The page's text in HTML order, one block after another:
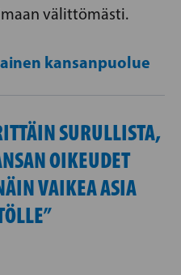
välittömästi.
kansanpuolue
SURULLISTA,
OIKEUDET
VAIKEA ASIA